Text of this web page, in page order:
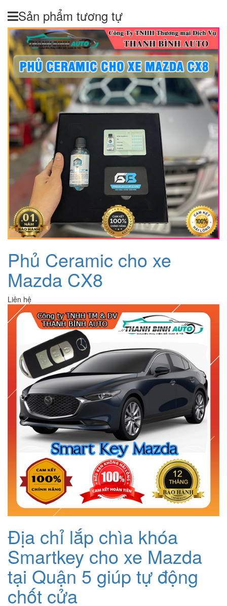
Sản phẩm tương tự
Phủ Ceramic cho xe
Mazda CX8
Liên hệ
Địa chỉ lắp chìa khóa
Smartkey cho xe Mazda
tại Quận 5 giúp tự động
chốt cửa